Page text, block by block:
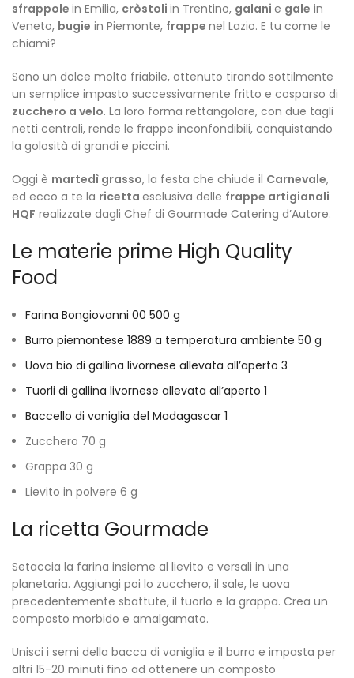
sfrappole in Emilia, cròstoli in Trentino, galani e gale in
Veneto, bugie in Piemonte, frappe nel Lazio. E tu come le
chiami?
Sono un dolce molto friabile, ottenuto tirando sottilmente
un semplice impasto successivamente fritto e cosparso di
zucchero a velo. La loro forma rettangolare, con due tagli
netti centrali, rende le frappe inconfondibili, conquistando
la golosità di grandi e piccini.
Oggi è martedì grasso, la festa che chiude il Carnevale,
ed ecco a te la ricetta esclusiva delle frappe artigianali
HQF realizzate dagli Chef di Gourmade Catering d’Autore.
Le materie prime High Quality
Food
Farina Bongiovanni 00 500 g
Burro piemontese 1889 a temperatura ambiente 50 g
Uova bio di gallina livornese allevata all’aperto 3
Tuorli di gallina livornese allevata all’aperto 1
Baccello di vaniglia del Madagascar 1
Zucchero 70 g
Grappa 30 g
Lievito in polvere 6 g
La ricetta Gourmade
Setaccia la farina insieme al lievito e versali in una
planetaria. Aggiungi poi lo zucchero, il sale, le uova
precedentemente sbattute, il tuorlo e la grappa. Crea un
composto morbido e amalgamato.
Unisci i semi della bacca di vaniglia e il burro e impasta per
altri 15-20 minuti fino ad ottenere un composto